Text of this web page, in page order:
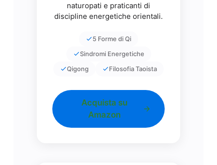
naturopati e praticanti di
discipline energetiche orientali.
5 Forme di Qi
Sindromi Energetiche
Qigong
Filosofia Taoista
Acquista su
Amazon